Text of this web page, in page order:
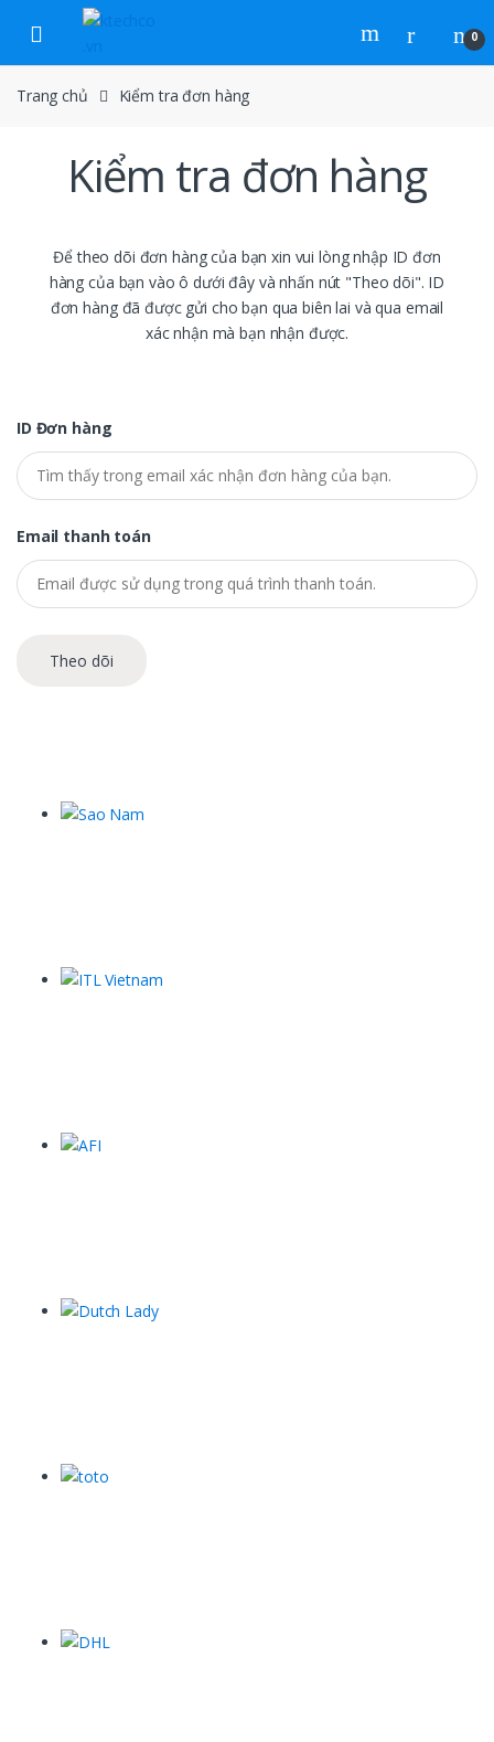
Skip to navigation
Skip to content
0
Trang chủ Kiểm tra đơn hàng
Kiểm tra đơn hàng
Để theo dõi đơn hàng của bạn xin vui lòng nhập ID đơn
hàng của bạn vào ô dưới đây và nhấn nút "Theo dõi". ID
đơn hàng đã được gửi cho bạn qua biên lai và qua email
xác nhận mà bạn nhận được.
ID Đơn hàng
Email thanh toán
Theo dõi